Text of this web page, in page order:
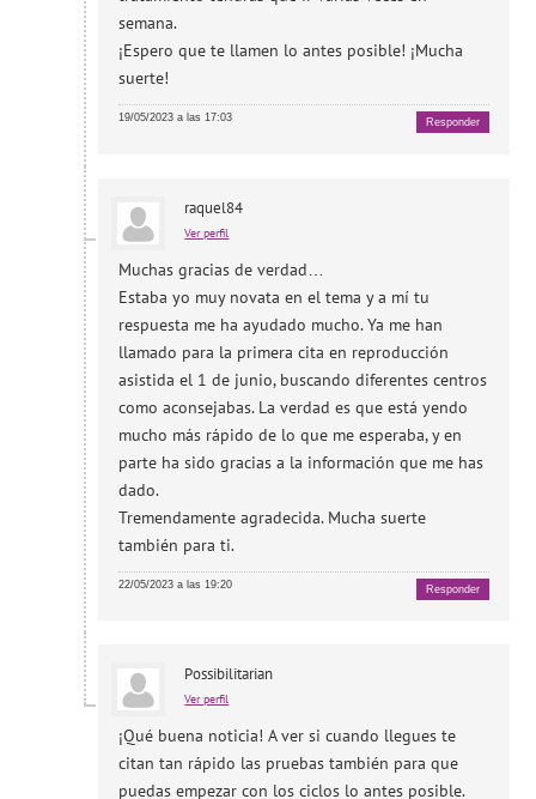
semana.
¡Espero que te llamen lo antes posible! ¡Mucha
suerte!
19/05/2023 a las 17:03 Responder
raquel84
Ver perfil
Muchas gracias de verdad…
Estaba yo muy novata en el tema y a mí tu
respuesta me ha ayudado mucho. Ya me han
llamado para la primera cita en reproducción
asistida el 1 de junio, buscando diferentes centros
como aconsejabas. La verdad es que está yendo
mucho más rápido de lo que me esperaba, y en
parte ha sido gracias a la información que me has
dado.
Tremendamente agradecida. Mucha suerte
también para ti.
22/05/2023 a las 19:20 Responder
Possibilitarian
Ver perfil
¡Qué buena noticia! A ver si cuando llegues te
citan tan rápido las pruebas también para que
puedas empezar con los ciclos lo antes posible.